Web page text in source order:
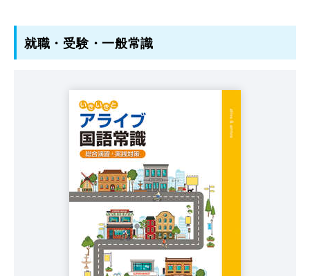
就職・受験・一般常識